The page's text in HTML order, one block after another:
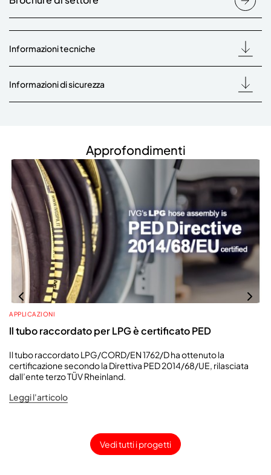
Informazioni tecniche
Informazioni di sicurezza
Approfondimenti
APPLICAZIONI
Il tubo raccordato per LPG è certificato PED
Il tubo raccordato LPG/CORD/EN 1762/D ha ottenuto la
certificazione secondo la Direttiva PED 2014/68/UE, rilasciata
dall’ente terzo TÜV Rheinland.
Leggi l'articolo
Vedi tutti i progetti